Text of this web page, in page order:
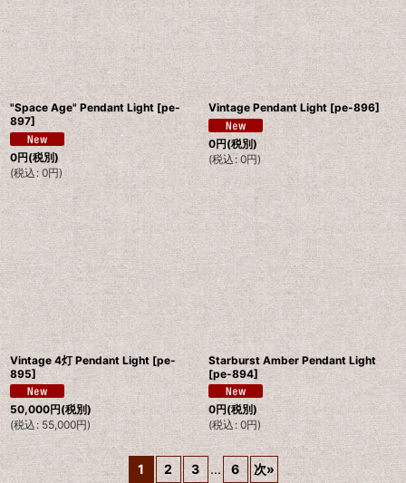
"Space Age" Pendant Light [pe-
897]
0円(税別)
(税込 : 0円)
Vintage Pendant Light [pe-896]
0円(税別)
(税込: 0円)
Vintage 4灯 Pendant Light [pe-
895]
50,000円(税別)
(税込: 55,000円)
Starburst Amber Pendant Light
[pe-894]
0円(税別)
(税込 : 0円)
1 2 3 ... 6 次»